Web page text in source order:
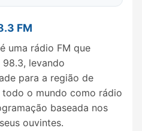
FM
uma rádio FM que
levando
para a região de
todo o mundo como rádio
baseada nos
ouvintes.